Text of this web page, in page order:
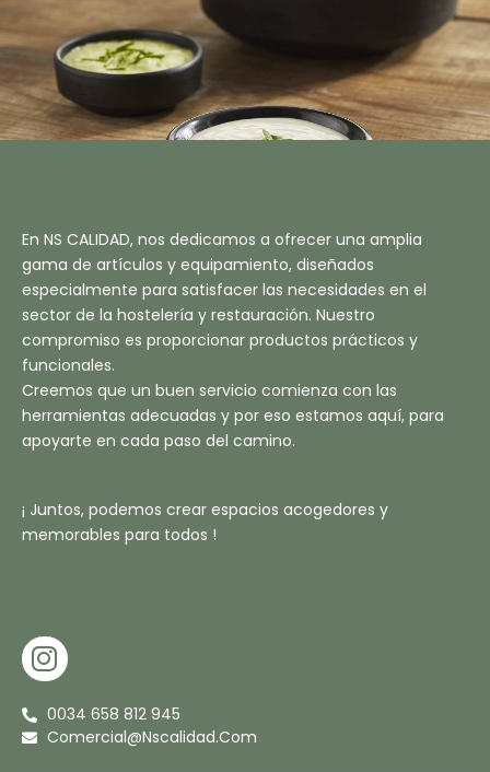
En NS CALIDAD, nos dedicamos a ofrecer una amplia
gama de artículos y equipamiento, diseñados
especialmente para satisfacer las necesidades en el
sector de la hostelería y restauración. Nuestro
compromiso es proporcionar productos prácticos y
funcionales.
Creemos que un buen servicio comienza con las
herramientas adecuadas y por eso estamos aquí, para
apoyarte en cada paso del camino.
¡ Juntos, podemos crear espacios acogedores y
memorables para todos !
I
N
S
T
0034 658 812 945
Comercial@nscalidad.com